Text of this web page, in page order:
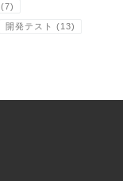
(7)
開発テスト (13)